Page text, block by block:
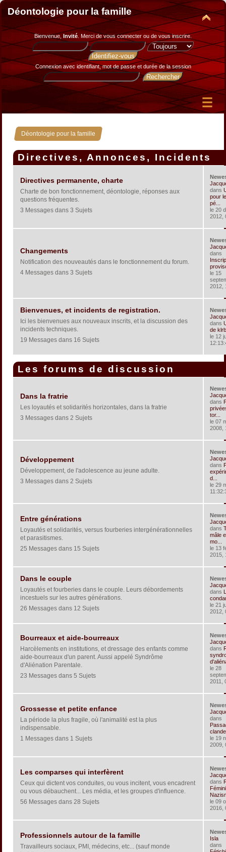
Déontologie pour la famille
Bienvenue, Invité. Merci devous connecter ou de vous inscrire.
Connexion avec identifiant, mot de passe et durée de la session
Déontologie pour la famille
Directives, Annonces, Incidents
Directives permanente, charte
Charte de bon fonctionnement, déontologie, réponses aux
questions fréquentes.
3 Messages dans 3 Sujets
dans
pour
pé...
le 20
2012,
Changements
Notification des nouveautés dans le fonctionnement du forum.
4 Messages dans 3 Sujets
dans
le 15
2012,
Bienvenues, et incidents de registration.
Ici les bienvenues aux nouveaux inscrits, et la discussion des
incidents techniques.
19 Messages dans 16 Sujets
dans
de
le 12
Les forums de discussion
Dans la fratrie
Les loyautés et solidarités horizontales, dans la fratrie
3 Messages dans 2 Sujets
dans
tor...
le 07
2008,
Développement
Développement, de l'adolescence au jeune adulte.
3 Messages dans 2 Sujets
dans
d...
le 29
Entre générations
Loyautés et solidarités, versus fourberies intergénérationnelles
et parasitismes.
25 Messages dans 15 Sujets
dans
mâle
mo...
le 13
2015,
Dans le couple
Loyautés et fourberies dans le couple. Leurs débordements
incestuels sur les autres générations.
26 Messages dans 12 Sujets
dans
le 21
2012,
Bourreaux et aide-bourreaux
Harcèlements en institutions, et dressage des enfants comme
aide-bourreaux d'un parent. Aussi appelé Syndrôme
d'Aliénation Parentale.
23 Messages dans 5 Sujets
dans
le 28
2011,
Grossesse et petite enfance
La période la plus fragile, où l'animalité est la plus
indispensable.
1 Messages dans 1 Sujets
dans
le 19
2009,
Les comparses qui interfèrent
Ceux qui dictent vos conduites, ou vous incitent, vous encadrent
ou vous débauchent... Les média, et les groupes d'influence.
56 Messages dans 28 Sujets
dans
le 09
2016,
Professionnels autour de la famille
Travailleurs sociaux, PMI, médecins, etc... (sauf monde
Isla
dans